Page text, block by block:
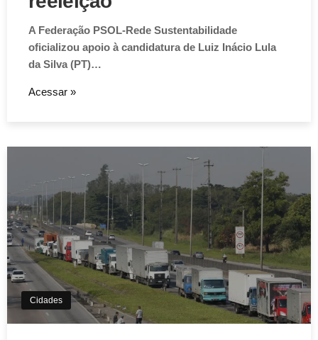
A Federação PSOL-Rede Sustentabilidade
oficializou apoio à candidatura de Luiz Inácio Lula
da Silva (PT)…
Acessar »
Cidades